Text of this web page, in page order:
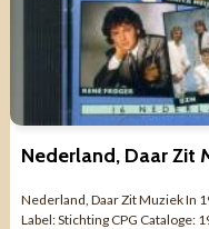
Nederland, Daar Zit
Nederland, Daar Zit Muziek In
Label: Stichting CPG Cataloge: